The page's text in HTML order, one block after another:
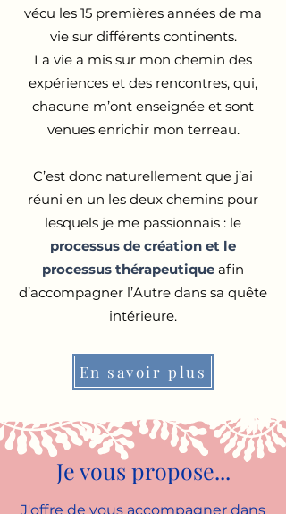
vécu les 15 premières années de ma
vie sur différents continents.
La vie a mis sur mon chemin des
expériences et des rencontres, qui,
chacune m’ont enseignée et sont
venues enrichir mon terreau.
C’est donc naturellement que j’ai
réuni en un les deux chemins pour
lesquels je me passionnais : le
processus de création et le
processus thérapeutique afin
d’accompagner l’Autre dans sa quête
intérieure.
En savoir plus
Je vous propose...
J'offre de vous accompagner dans